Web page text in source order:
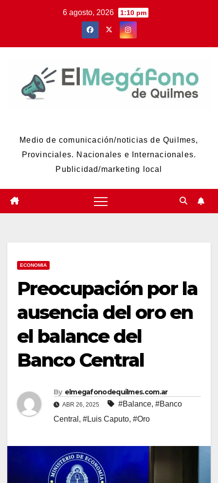
6 agosto, 2026 1:10 pm
Medio de comunicación/noticias de Quilmes,
Provinciales. Nacionales e Internacionales.
Publicidad/marketing local
ECONOMIA
Preocupación por la
ausencia del oro en
el balance del
Banco Central
By elmegafonodequilmes.com.ar
ABR 26, 2025 #Balance, #Banco
Central , #Luis Caputo, #Oro